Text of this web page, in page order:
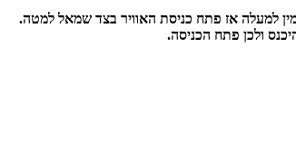
למעלה אז פתח כניסת האוויר בצד שמאל למטה.
ולכן פתח הכניסה.